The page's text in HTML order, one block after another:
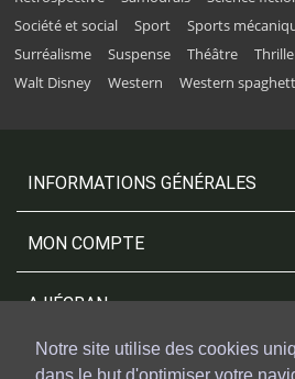
Notre site utilise des cookies
Société et social
Sport Sports
Surréalisme
Suspense Théâtre
Walt Disney
Western Western
INFORMATIONS GÉNÉRALES
MON COMPTE
A L'ÉCRAN
NOUS CONTACTER